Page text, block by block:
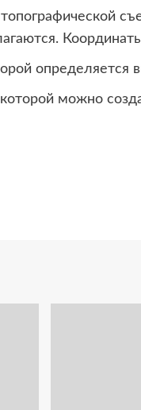
определяется
можно